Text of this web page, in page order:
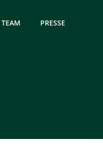
TEAM PRESSE